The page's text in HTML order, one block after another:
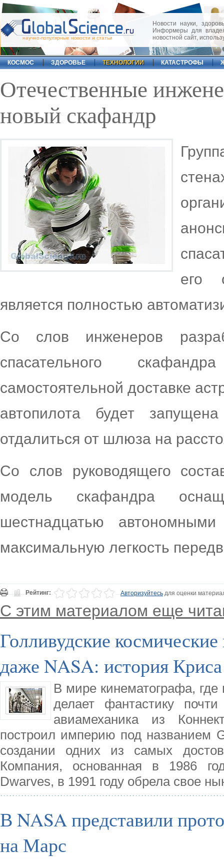
научно-популярные новости и статьи
Новости науки,
Информеры для
новостной сайт,
КОСМОС ЗДОРОВЬЕ ТЕХНОЛОГИИ КАТАСТРОФЫ
Отечественные
новый скафандр
его
является полностью
Со слов инженеров
спасательного
самостоятельной доставке
автопилота будет
отдалиться от шлюза на
Со слов руководящего
модель скафандра
шестнадцатью
максимальную легкость
Рейтинг: Авторизуйтесьдля оценки
С этим материалом еще
Голливудские
даже NASA: история
В мире кинематографа,
делает фантастику
авиамеханика из
построил империю под названием
создании одних из самых
Компания, основанная в 1986
Dwarves, в 1991 году обрела свое
В NASA представили
на Марс